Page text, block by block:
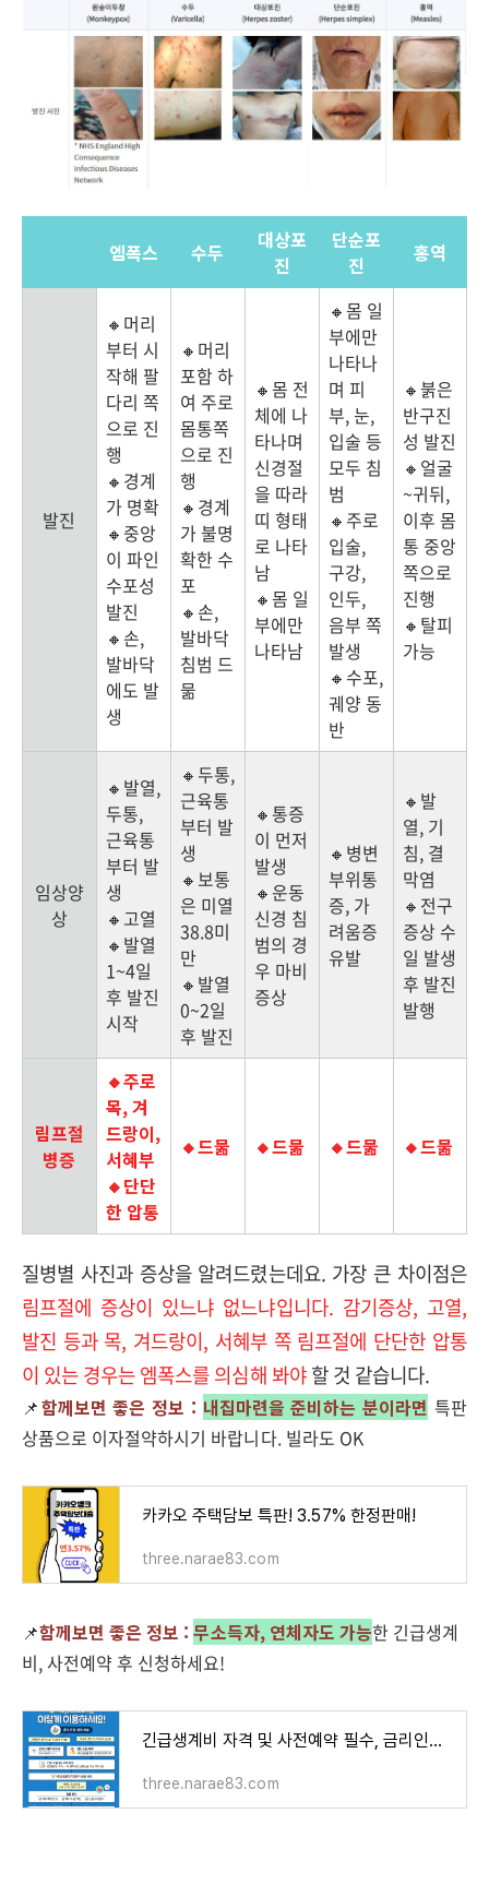
엠폭스 수두
대상포
진
단순포
진
홍역
발진
🔸머리
부터 시
작해 팔
다리 쪽
으로 진
행
🔸경계
가 명확
🔸중앙
이 파인
수포성
발진
🔸손,
발바닥
에도 발
생
🔸머리
포함 하
여 주로
몸통쪽
으로 진
행
🔸경계
가 불명
확한 수
포
🔸손,
발바닥
침범 드
묾
🔸몸 전
체에 나
타나며
신경절
을 따라
띠 형태
로 나타
남
🔸몸 일
부에만
나타남
🔸몸 일
부에만
나타나
며 피
부, 눈,
입술 등
모두 침
범
🔸주로
입술,
구강,
인두,
음부 쪽
발생
🔸수포,
궤양 동
반
🔸붉은
반구진
성 발진
🔸얼굴
~귀뒤,
이후 몸
통 중앙
쪽으로
진행
🔸탈피
가능
임상양
상
🔸발열,
두통,
근육통
부터 발
생
🔸고열
🔸발열
1~4일
후 발진
시작
🔸두통,
근육통
부터 발
생
🔸보통
은 미열
38.8미
만
🔸발열
0~2일
후 발진
🔸통증
이 먼저
발생
🔸운동
신경 침
범의 경
우 마비
증상
🔸병변
부위통
증, 가
려움증
유발
🔸발
열, 기
침, 결
막염
🔸전구
증상 수
일 발생
후 발진
발행
림프절
병증
🔸주로
목, 겨
드랑이,
서혜부
🔸단단
한 압통
🔸드묾 🔸드묾 🔸드묾 🔸드묾
질병별 사진과 증상을 알려드렸는데요. 가장 큰 차이점은
림프절에 증상이 있느냐 없느냐입니다. 감기증상, 고열,
발진 등과 목, 겨드랑이, 서혜부 쪽 림프절에 단단한 압통
이 있는 경우는 엠폭스를 의심해 봐야할 것 같습니다.
📌함께보면 좋은 정보 : 내집마련을 준비하는 분이라면 특판
상품으로 이자절약하시기 바랍니다. 빌라도 OK
카카오 주택담보 특판! 3.57% 한정판매!
three.narae83.com
📌함께보면 좋은 정보 : 무소득자, 연체자도 가능한 긴급생계
비, 사전예약 후 신청하세요!
긴급생계비 자격 및 사전예약 필수, 금리인하 교육이수
three.narae83.com